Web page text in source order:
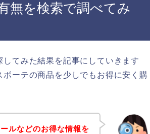
無を検索で調べてみ
てみた結果を記事にしていきます
ーテの商品を少しでもお得に安く購
ルなどのお得な情報を